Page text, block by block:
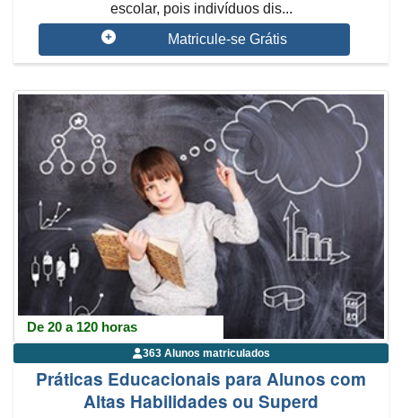
escolar, pois indivíduos dis...
Matricule-se Grátis
De 20 a 120 horas
363 Alunos matriculados
Práticas Educacionais para Alunos com
Altas Habilidades ou Superd